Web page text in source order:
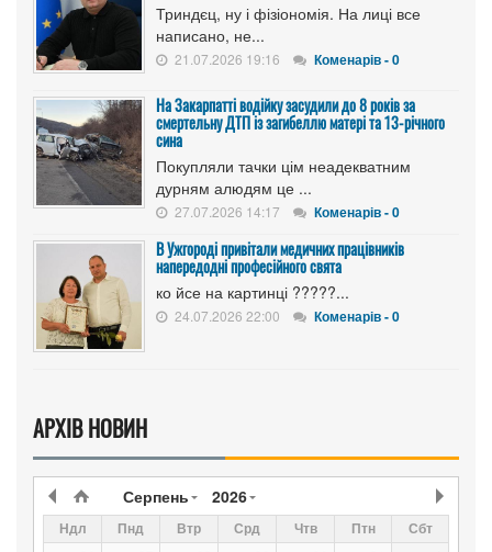
Триндєц, ну і фізіономія. На лиці все
написано, не...
21.07.2026 19:16 Коменарів - 0
На Закарпатті водійку засудили до 8 років за
смертельну ДТП із загибеллю матері та 13-річного
сина
Покупляли тачки цім неадекватним
дурням алюдям це ...
27.07.2026 14:17 Коменарів - 0
В Ужгороді привітали медичних працівників
напередодні професійного свята
ко йсе на картинці ?????...
24.07.2026 22:00 Коменарів - 0
АРХІВ НОВИН
Серпень 2026
Ндл Пнд Втр Срд Чтв Птн Сбт